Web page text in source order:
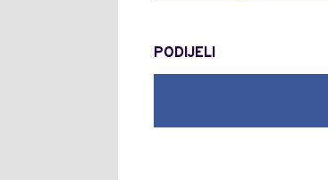
PODIJELI